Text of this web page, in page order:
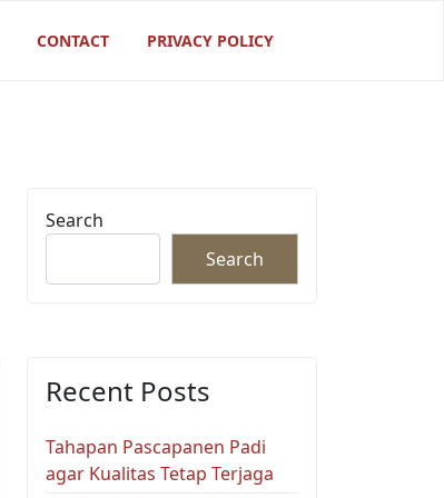
CONTACT PRIVACY POLICY
Search
Search
Recent Posts
Tahapan Pascapanen Padi
agar Kualitas Tetap Terjaga